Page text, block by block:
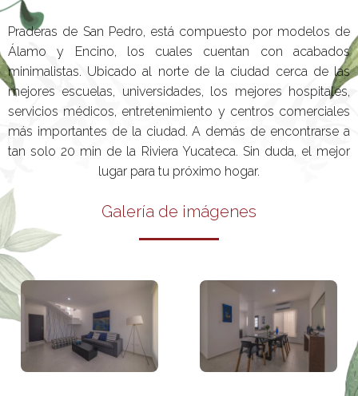
Praderas de San Pedro, está compuesto por modelos de
Álamo y Encino, los cuales cuentan con acabados
minimalistas. Ubicado al norte de la ciudad cerca de las
mejores escuelas, universidades, los mejores hospitales,
servicios médicos, entretenimiento y centros comerciales
más importantes de la ciudad. A demás de encontrarse a
tan solo 20 min de la Riviera Yucateca. Sin duda, el mejor
lugar para tu próximo hogar.
Galería de imágenes